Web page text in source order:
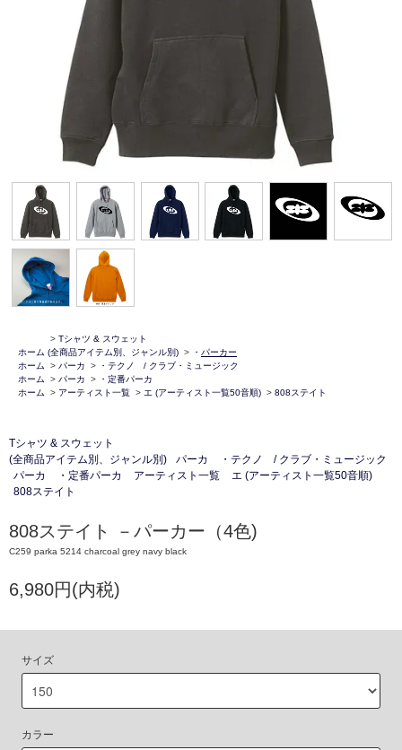
ホーム
> Tシャツ & スウェット
(全商品アイテム別、ジャンル別) > ・ パーカー
ホーム
> パーカ >
・テクノ / クラブ・ミュージック
ホーム
> パーカ >
・定番パーカ
ホーム
> アーティスト一覧 > エ (アーティスト一覧50音順) > 808ステイト
Tシャツ & スウェット
(全商品アイテム別、ジャンル別)
パーカ
・テクノ / クラブ・ミュージック
パーカ
・定番パーカ アーティスト一覧
エ (アーティスト一覧50音順)
808ステイト
808ステイト －パーカー（4色)
C259 parka 5214 charcoal grey navy black
6,980円(内税)
サイズ
カラー